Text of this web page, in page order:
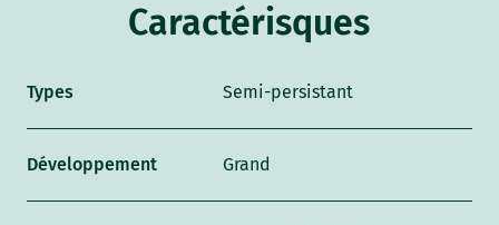
Caractérisques
Types Semi-persistant
Développement Grand